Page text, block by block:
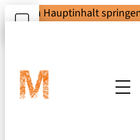
Zum Hauptinhalt